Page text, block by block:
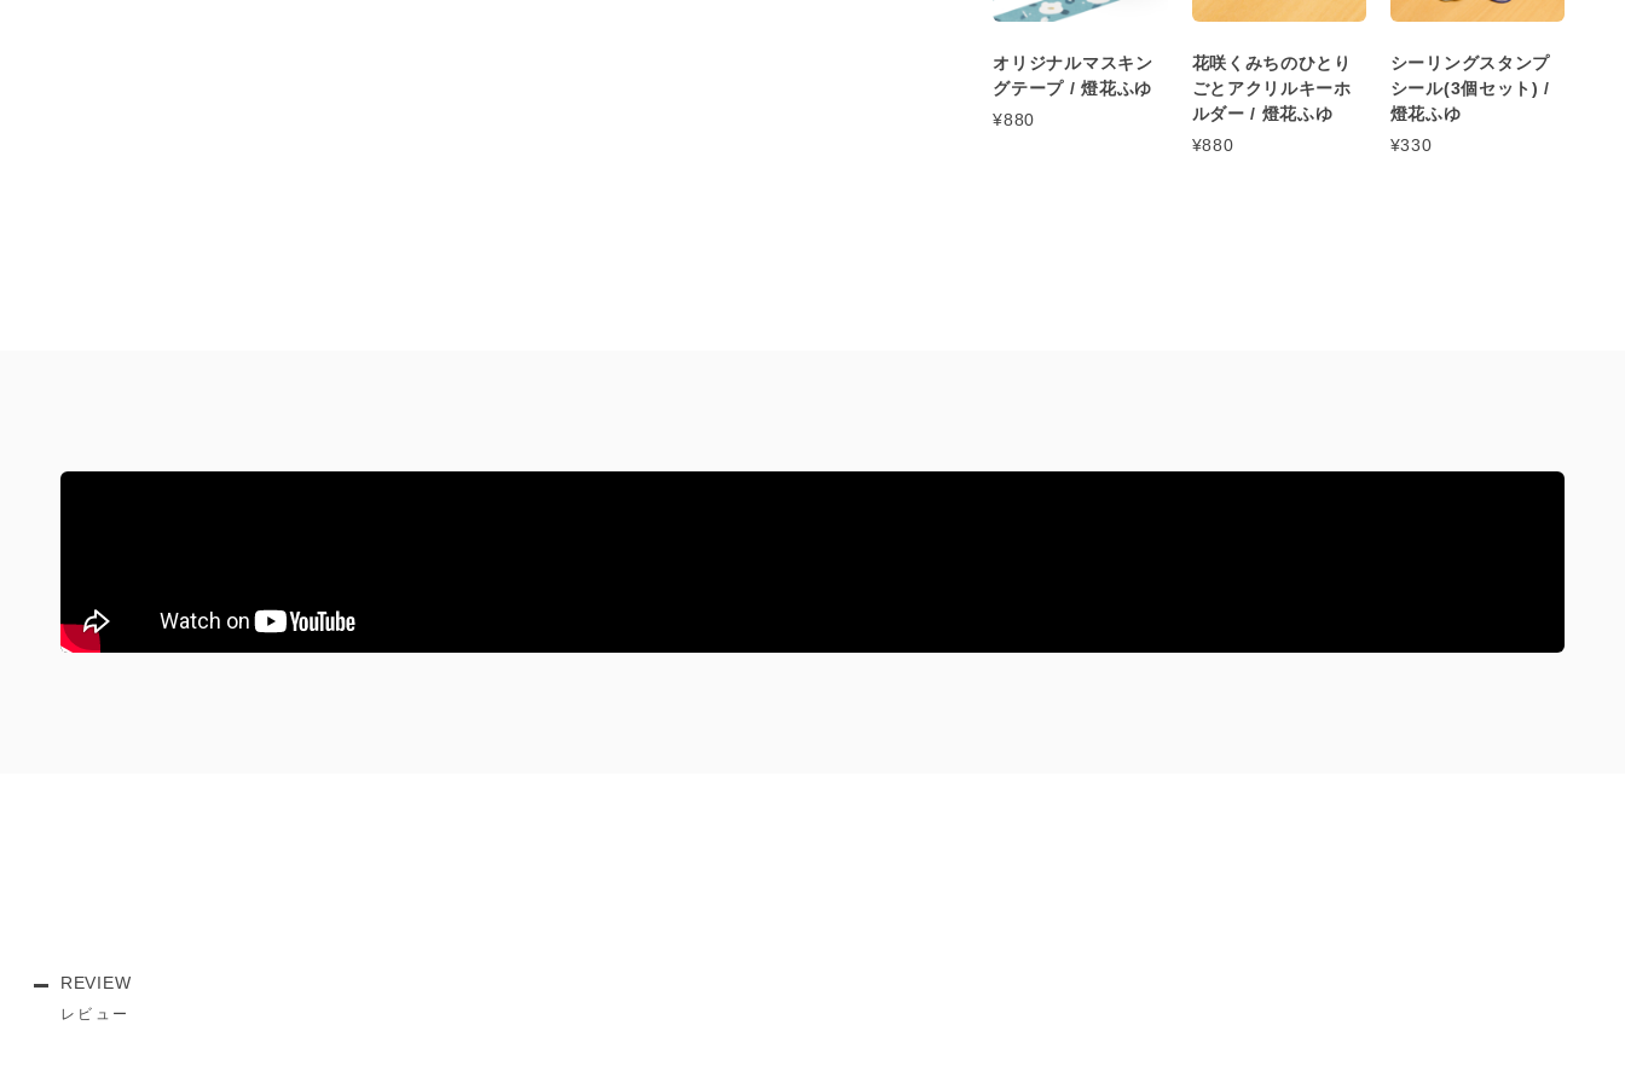
オリジナルマスキン
グテープ / 燈花ふゆ
¥880
花咲くみちのひとり
ごとアクリルキーホ
ルダー / 燈花ふゆ
¥880
シーリングスタンプ
シール(3個セット) /
燈花ふゆ
¥330
REVIEW
レビュー